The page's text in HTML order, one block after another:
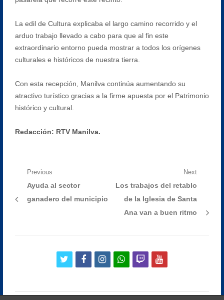
La edil de Cultura explicaba el largo camino recorrido y el
arduo trabajo llevado a cabo para que al fin este
extraordinario entorno pueda mostrar a todos los orígenes
culturales e históricos de nuestra tierra.
Con esta recepción, Manilva continúa aumentando su
atractivo turístico gracias a la firme apuesta por el Patrimonio
histórico y cultural.
Redacción: RTV Manilva.
Navegación
de
Previous
Previous
post:
Ayuda al sector
ganadero del municipio
Next
Next
post:
Los trabajos del retablo
de la Iglesia de Santa
Ana van a buen ritmo
twitterfacebookinstagramwhatsapp
twitchyoutube